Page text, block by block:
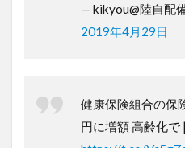
— kikyou@陸自配
2019年4月29日
健康保険組合の保
円に増額 高齢化で